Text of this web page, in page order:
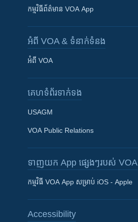
Khmer English
កម្មវិធី​ព័ត៌មាន VOA App
អំពី​ VOA & ទំនាក់ទំនង
អំពី​ VOA
គេហទំព័រ​​ទាក់ទង
USAGM
VOA Public Relations
ទាញយក​ App ផ្សេងៗ​របស់​ VOA
កម្មវិធី​ VOA App សម្រាប់ iOS - Apple
Accessibility